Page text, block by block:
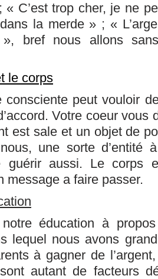
« C’est trop cher, je ne
la merde » ; «
bref nous allons
le corps
consciente peut vouloir
Votre coeur vous
est sale et un objet de
une sorte d’entité
guérir aussi. Le corps
message a faire passer.
éducation à
lequel nous avons
à gagner de
autant de facteurs